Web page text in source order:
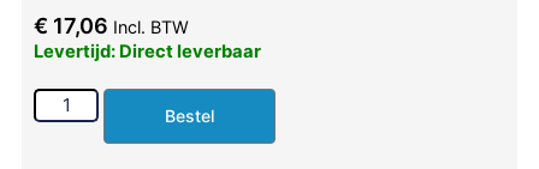
€ 17,06 Incl. BTW
Levertijd: Direct leverbaar
Bestel